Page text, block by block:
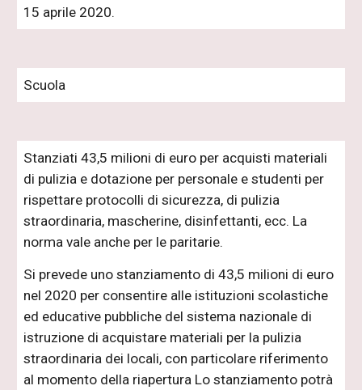
15 aprile 2020.
Scuola
Stanziati 43,5 milioni di euro per acquisti materiali
di pulizia e dotazione per personale e studenti per
rispettare protocolli di sicurezza, di pulizia
straordinaria, mascherine, disinfettanti, ecc. La
norma vale anche per le paritarie.
Si prevede uno stanziamento di 43,5 milioni di euro
nel 2020 per consentire alle istituzioni scolastiche
ed educative pubbliche del sistema nazionale di
istruzione di acquistare materiali per la pulizia
straordinaria dei locali, con particolare riferimento
al momento della riapertura Lo stanziamento potrà